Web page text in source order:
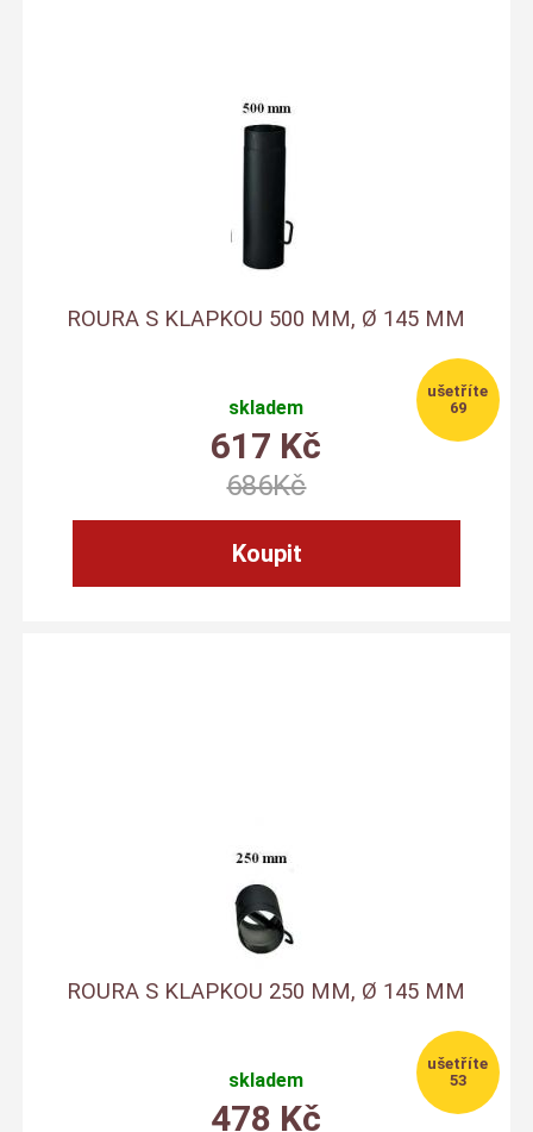
ROURA S KLAPKOU 500 MM, Ø 145 MM
skladem
617 Kč
69
686Kč
ROURA S KLAPKOU 250 MM, Ø 145 MM
skladem
478 Kč
53